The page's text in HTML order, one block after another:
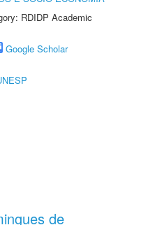
RDIDP Academic
Google Scholar
de